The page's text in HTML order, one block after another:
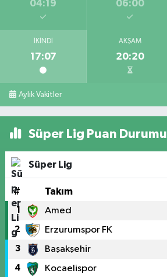
04:19 06:00
İKINDI
17:07
AKŞAM
20:20
Aylık Vakitler
Süper Lig Puan Durumu
Süper Lig
# Takım
1 Amed
2 Erzurumspor FK
3 Başakşehir
4 Kocaelispor